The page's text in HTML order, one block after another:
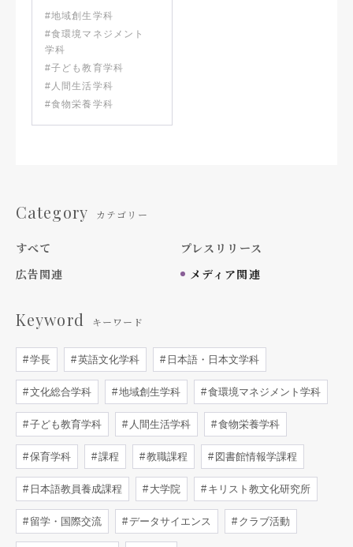
#地域創生学科
#食環境マネジメント
学科
#子ども教育学科
#人間生活学科
#食物栄養学科
Category カテゴリー
すべて
プレスリリース
広告関連
メディア関連
Keyword キーワード
学長 英語文化学科 日本語・日本文学科
文化総合学科 地域創生学科 食環境マネジメント学科
子ども教育学科 人間生活学科 食物栄養学科
保育学科 課程 教職課程 図書館情報学課程
日本語教員養成課程 大学院 キリスト教文化研究所
留学・国際交流 データサイエンス クラブ活動